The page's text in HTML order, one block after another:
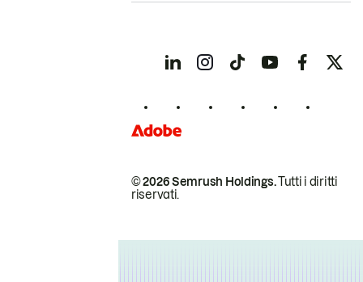
© 2026 Semrush Holdings.Tutti i diritti
riservati.